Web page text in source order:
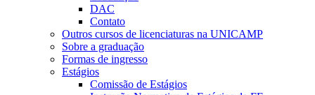
DAC
Contato
Outros cursos de licenciaturas na UNICAMP
Sobre a graduação
Formas de ingresso
Estágios
Comissão de Estágios